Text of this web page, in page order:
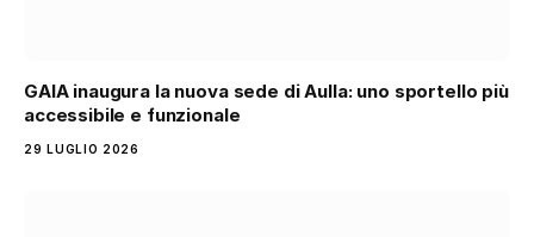
GAIA inaugura la nuova sede di Aulla: uno sportello più
accessibile e funzionale
29 LUGLIO 2026